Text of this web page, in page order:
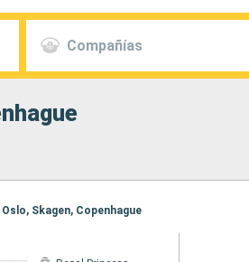
Compañías
Skagen, Copenhague